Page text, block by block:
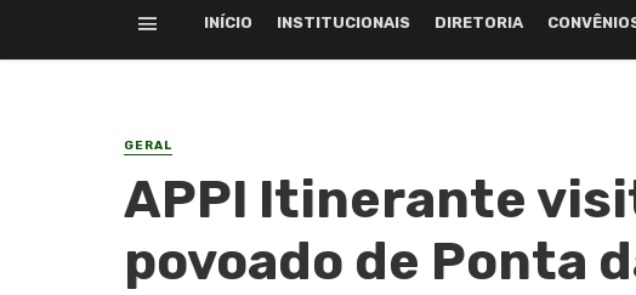
INÍCIO INSTITUCIONAIS DIRETORIA
GERAL
APPI Itinerante
povoado de Ponta